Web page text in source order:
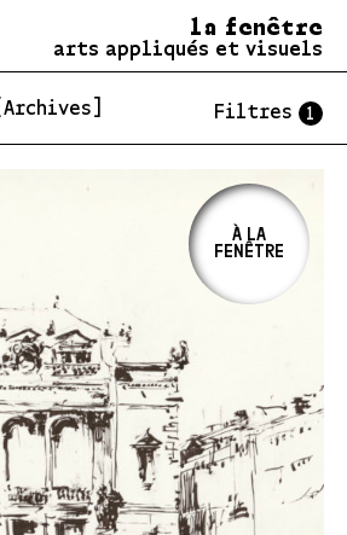
la fenêtre
arts appliqués et visuels
[Archives] Filtres 1
À LA
FENÊTRE